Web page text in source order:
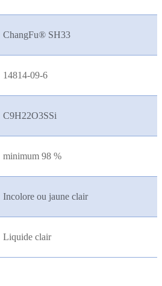
ChangFu® SH33
14814-09-6
C9H22O3SSi
minimum 98 %
Incolore ou jaune clair
Liquide clair